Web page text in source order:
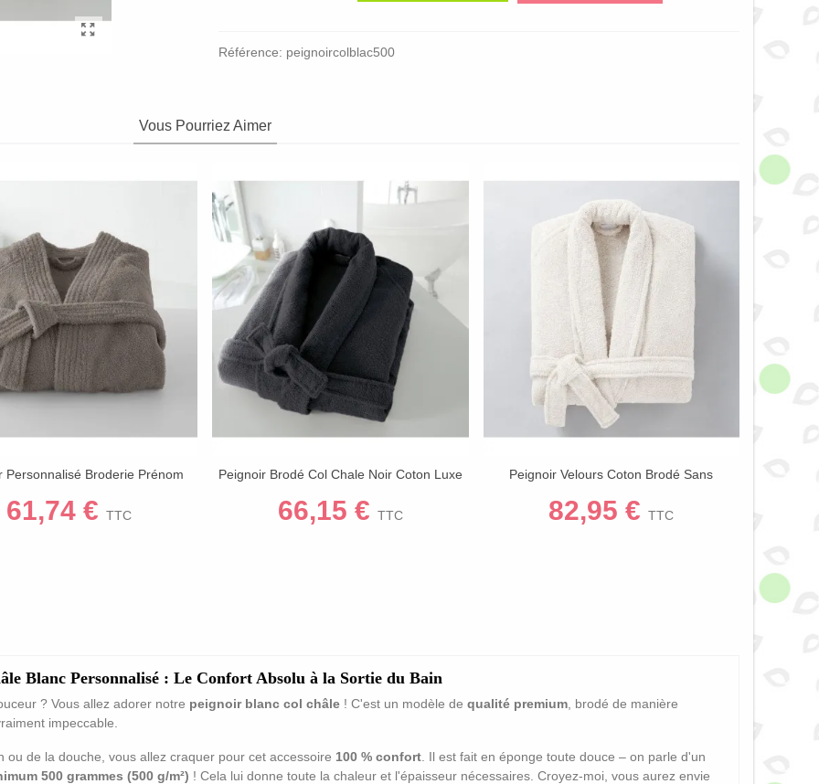
Référence: peignoircolblac500
Vous Pourriez Aimer
Afficher Plus
Personnalisé Broderie Prénom
61,74 € TTC
Afficher Plus
Peignoir Brodé Col Chale Noir Coton Luxe
66,15 € TTC
Afficher Plus
Peignoir Velours Coton Brodé Sans
82,95 € TTC
Blanc Personnalisé : Le Confort Absolu à la Sortie du Bain
? Vous allez adorer notre peignoir blanc col châle ! C'est un modèle de qualité premium brodé de manière
impeccable.
ou de la douche, vous allez craquer pour cet accessoire 100 % confort Il est fait en éponge toute douce – on parle d'un
500 grammes (500 g/m²) ! Cela lui donne toute la chaleur et l'épaisseur nécessaires. Croyez-moi, vous aurez envie